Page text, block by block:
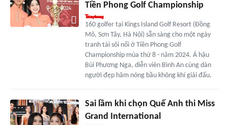
Tiền Phong Golf Championship
160 golfer tại Kings Island Golf Resort (Đồng
Mô, Sơn Tây, Hà Nội) sẵn sàng cho một ngày
tranh tài sôi nổi ở Tiền Phong Golf
Championship mùa thứ 8 - năm 2024. Á hậu
Bùi Phương Nga, diễn viên Bình An cùng dàn
người đẹp hâm nóng bầu không khí giải đấu.
Sai lầm khi chọn Quế Anh thi Miss
Grand International